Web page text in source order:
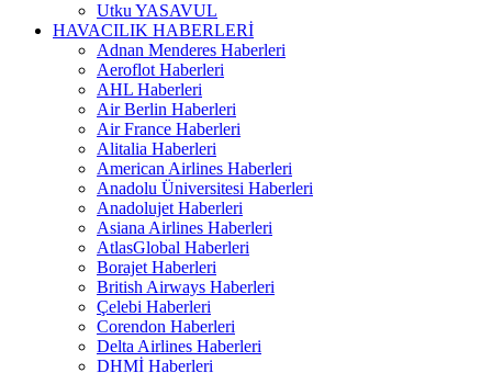
Utku YASAVUL
HAVACILIK HABERLERİ
Adnan Menderes Haberleri
Aeroflot Haberleri
AHL Haberleri
Air Berlin Haberleri
Air France Haberleri
Alitalia Haberleri
American Airlines Haberleri
Anadolu Üniversitesi Haberleri
Anadolujet Haberleri
Asiana Airlines Haberleri
AtlasGlobal Haberleri
Borajet Haberleri
British Airways Haberleri
Çelebi Haberleri
Corendon Haberleri
Delta Airlines Haberleri
DHMİ Haberleri